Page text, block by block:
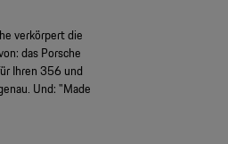
verkörpert die
das Porsche
Ihren 356 und
Und: "Made